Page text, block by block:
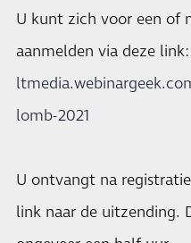
U kunt zich voor een of
aanmelden via deze link:
lomb-2021
U ontvangt na
link naar de uitzending.